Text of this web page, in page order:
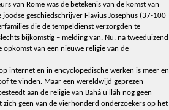
van Rome was de betekenis van de komst van
joodse geschiedschrijver Flavius Josephus (37-100
die de tempeldienst verzorgden te
bijkomstig – melding van. Nu, na tweeduizend
van een nieuwe religie van de
internet en in encyclopedische werken is meer en
te vinden. Maar een wereldwijd geprezen
aan de religie van Bahá'u'lláh nog geen
zich geen van de vierhonderd onderzoekers op het